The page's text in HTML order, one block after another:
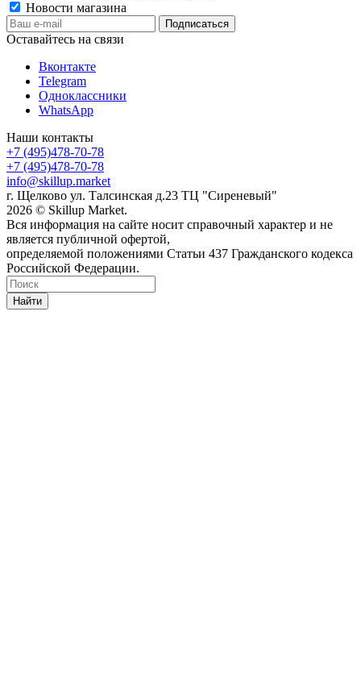
Новости магазина
Оставайтесь на связи
Вконтакте
Telegram
Одноклассники
WhatsApp
Наши контакты
+7 (495)478-70-78
+7 (495)478-70-78
info@skillup.market
г. Щелково ул. Талсинская д.23 ТЦ "Сиреневый"
2026 © Skillup Market.
Вся информация на сайте носит справочный характер и не
является публичной офертой,
определяемой положениями Статьи 437 Гражданского кодекса
Российской Федерации.
Найти